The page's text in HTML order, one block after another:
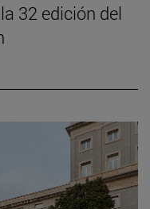
32 edición del